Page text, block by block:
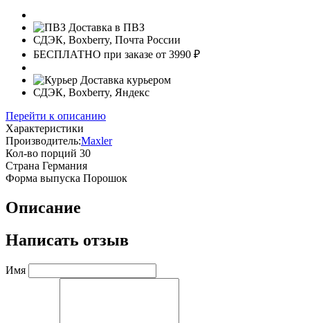
Доставка в ПВЗ
СДЭК, Boxberry, Почта России
БЕСПЛАТНО при заказе от 3990 ₽
Доставка курьером
СДЭК, Boxberry, Яндекс
Перейти к описанию
Характеристики
Производитель:Maxler
Кол-во порций 30
Страна Германия
Форма выпуска Порошок
Описание
Написать отзыв
Имя